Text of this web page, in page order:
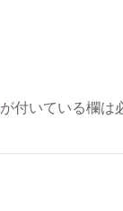
が付いている欄は